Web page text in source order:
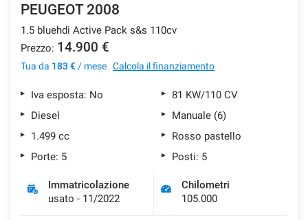
PEUGEOT 2008
1.5 bluehdi Active Pack s&s 110cv
Prezzo: 14.900 €
Tua da 183 € / mese Calcola il finanziamento
Iva esposta: No
81 KW/110 CV
Diesel
Manuale (6)
1.499 cc
Rosso pastello
Porte: 5
Posti: 5
Immatricolazione
usato - 11/2022
Chilometri
105.000